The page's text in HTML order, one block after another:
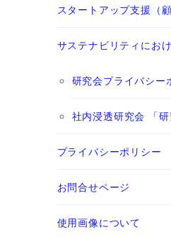
スタートアップ支援（
サステナビリティにお
研究会プライバシー
社内浸透研究会 「研
プライバシーポリシー
お問合せページ
使用画像について